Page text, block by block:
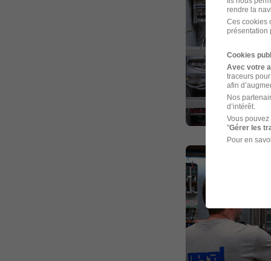
rendre la
Ces cookies
présentation
Cookies
Avec votre
traceurs
afin
Nos
d’intérêt.
Vous
"Gérer les
Pour en